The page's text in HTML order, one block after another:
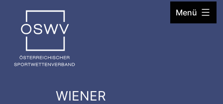
springen
Menü
WIENER